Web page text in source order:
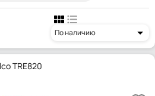
По наличию
TRE820